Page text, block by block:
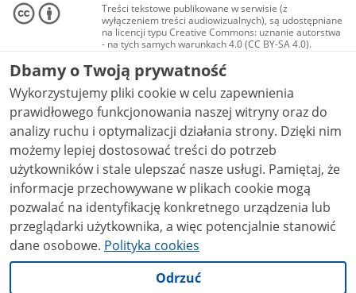
Treści tekstowe publikowane w serwisie (z
wyłączeniem treści audiowizualnych), są udostępniane
na licencji typu Creative Commons: uznanie autorstwa
- na tych samych warunkach 4.0 (CC BY-SA 4.0).
Materiały audiowizualne, w tym zdjęcia, materiały
audio i wideo, są udostępniane na licencji typu
Creative Commons: uznanie autorstwa użycie
niekomercyjne - bez utworów zależnych 4.0 (CC BY-
NC-ND 4.0), o ile nie jest to stwierdzone inaczej.
Dbamy o Twoją prywatność
Wykorzystujemy pliki cookie w celu zapewnienia
prawidłowego funkcjonowania naszej witryny oraz do
analizy ruchu i optymalizacji działania strony. Dzięki nim
możemy lepiej dostosować treści do potrzeb
użytkowników i stale ulepszać nasze usługi. Pamiętaj, że
informacje przechowywane w plikach cookie mogą
pozwalać na identyfikację konkretnego urządzenia lub
przeglądarki użytkownika, a więc potencjalnie stanowić
dane osobowe. Polityka cookies
Odrzuć